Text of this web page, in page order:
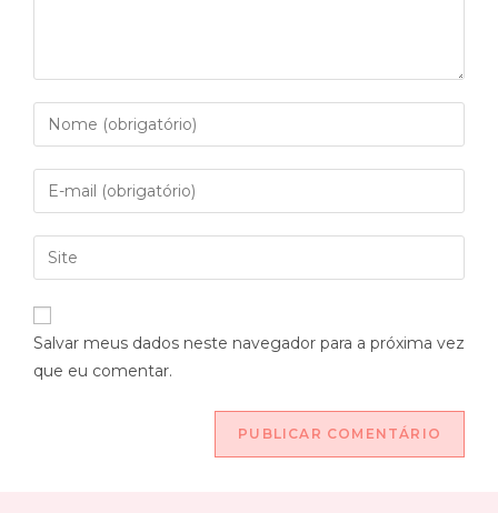
Salvar meus dados neste navegador para a próxima vez
que eu comentar.